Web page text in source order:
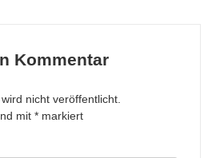
Kommentar
nicht veröffentlicht.
mit * markiert